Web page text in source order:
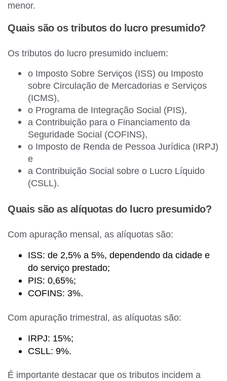
menor.
Quais são os tributos do lucro presumido?
Os tributos do lucro presumido incluem:
o Imposto Sobre Serviços (ISS) ou Imposto
sobre Circulação de Mercadorias e Serviços
(ICMS),
o Programa de Integração Social (PIS),
a Contribuição para o Financiamento da
Seguridade Social (COFINS),
o Imposto de Renda de Pessoa Jurídica (IRPJ)
e
a Contribuição Social sobre o Lucro Líquido
(CSLL).
Quais são as alíquotas do lucro presumido?
Com apuração mensal, as alíquotas são:
ISS: de 2,5% a 5%, dependendo da cidade e
do serviço prestado;
PIS: 0,65%;
COFINS: 3%.
Com apuração trimestral, as alíquotas são:
IRPJ: 15%;
CSLL: 9%.
É importante destacar que os tributos incidem a